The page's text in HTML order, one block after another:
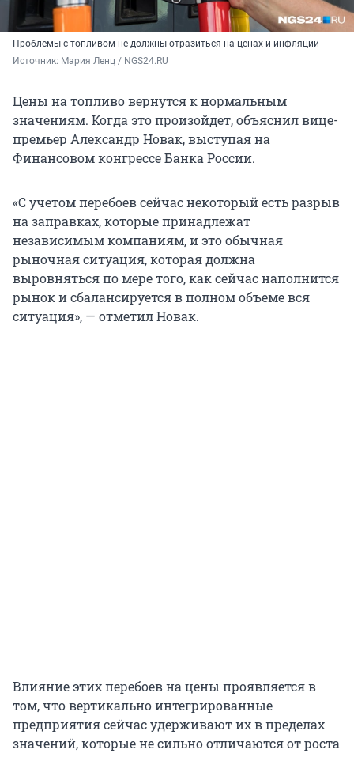
Проблемы с топливом не должны отразиться на ценах и инфляции
Источник: Мария Ленц / NGS24.RU
Цены на топливо вернутся к нормальным
значениям. Когда это произойдет, объяснил вице-
премьер Александр Новак, выступая на
Финансовом конгрессе Банка России.
«С учетом перебоев сейчас некоторый есть разрыв
на заправках, которые принадлежат
независимым компаниям, и это обычная
рыночная ситуация, которая должна
выровняться по мере того, как сейчас наполнится
рынок и сбалансируется в полном объеме вся
ситуация», — отметил Новак.
Влияние этих перебоев на цены проявляется в
том, что вертикально интегрированные
предприятия сейчас удерживают их в пределах
значений, которые не сильно отличаются от роста